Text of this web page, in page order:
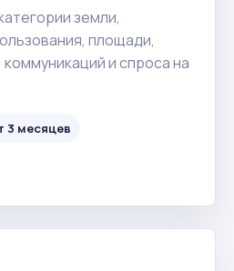
земли,
площади,
и спроса на
3 месяцев